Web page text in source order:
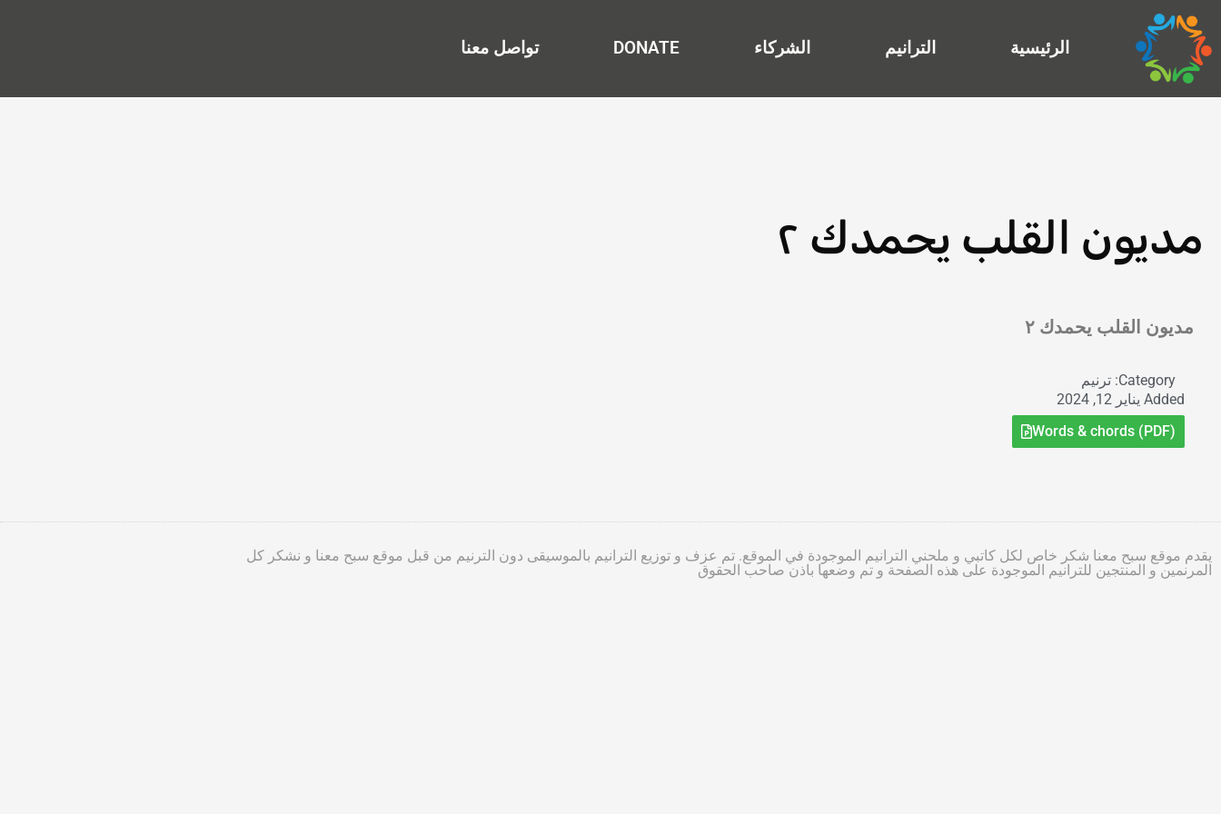
إلى
المحتوى
الرئيسية الترانيم الشركاء DONATE تواصل معنا
مديون القلب يحمدك ٢
مديون القلب يحمدك ٢
Category: ترنيم
Added يناير 12, 2024
Words & chords (PDF)
يقدم موقع سبح معنا شكر خاص لكل كاتبي و ملحني الترانيم الموجودة في الموقع. تم عزف و توزيع الترانيم بالموسيقى دون الترنيم من قبل موقع سبح معنا و نشكر كل
المرنمين و المنتجين للترانيم الموجودة على هذه الصفحة و تم وضعها باذن صاحب الحقوق